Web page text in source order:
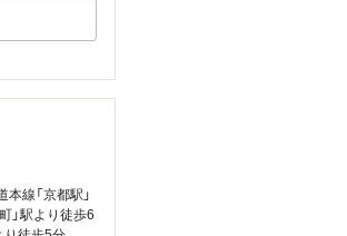
線「京都駅」
」駅より徒歩6